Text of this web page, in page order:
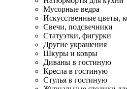
Мусорные ведра
Искусственные цветы,
Свечи, подсвечники
Статуэтки, фигурки
Другие украшения
Шкуры и ковры
Диваны в гостиную
Кресла в гостиную
Стулья в гостиную